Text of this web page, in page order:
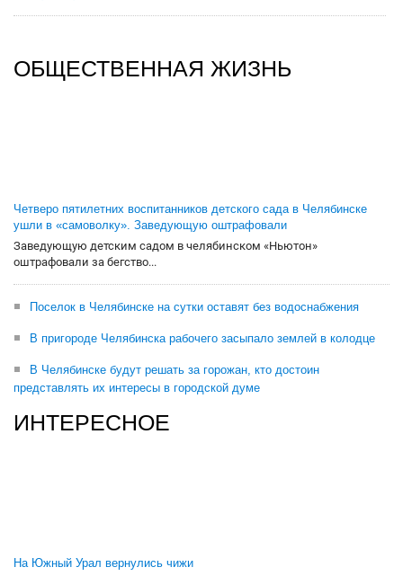
ОБЩЕСТВЕННАЯ ЖИЗНЬ
Четверо пятилетних воспитанников детского сада в Челябинске
ушли в «самоволку». Заведующую оштрафовали
Заведующую детским садом в челябинском «Ньютон»
оштрафовали за бегство...
Поселок в Челябинске на сутки оставят без водоснабжения
В пригороде Челябинска рабочего засыпало землей в колодце
В Челябинске будут решать за горожан, кто достоин
представлять их интересы в городской думе
ИНТЕРЕСНОЕ
На Южный Урал вернулись чижи